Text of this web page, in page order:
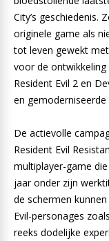
City’s geschiedenis.
originele game als
tot leven gewekt
voor de ontwikkeling
Resident Evil 2 en
en
De actievolle
Resident Evil
multiplayer-game
jaar onder zijn
de schermen
Evil-personages
reeks dodelijke